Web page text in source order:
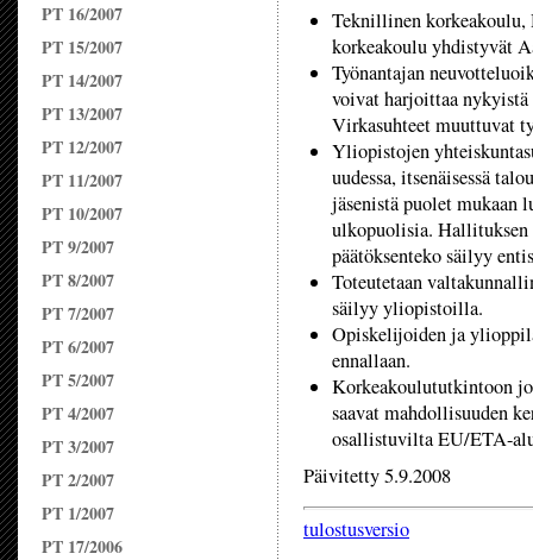
PT 16/2007
PT 15/2007
PT 14/2007
PT 13/2007
PT 12/2007
PT 11/2007
PT 10/2007
PT 9/2007
PT 8/2007
PT 7/2007
PT 6/2007
PT 5/2007
PT 4/2007
PT 3/2007
PT 2/2007
PT 1/2007
PT 17/2006
Teknillinen korkeakoulu,
korkeakoulu yhdistyvät
Työnantajan
voivat harjoittaa
Virkasuhteet muuttuvat
Yliopistojen
uudessa, itsenäisessä
jäsenistä puolet mukaan
ulkopuolisia.
päätöksenteko säilyy
Toteutetaan
säilyy yliopistoilla.
Opiskelijoiden ja
ennallaan.
Korkeakoulututkintoon
saavat mahdollisuuden
osallistuvilta EU/ETA-
Päivitetty 5.9.2008
tulostusversio